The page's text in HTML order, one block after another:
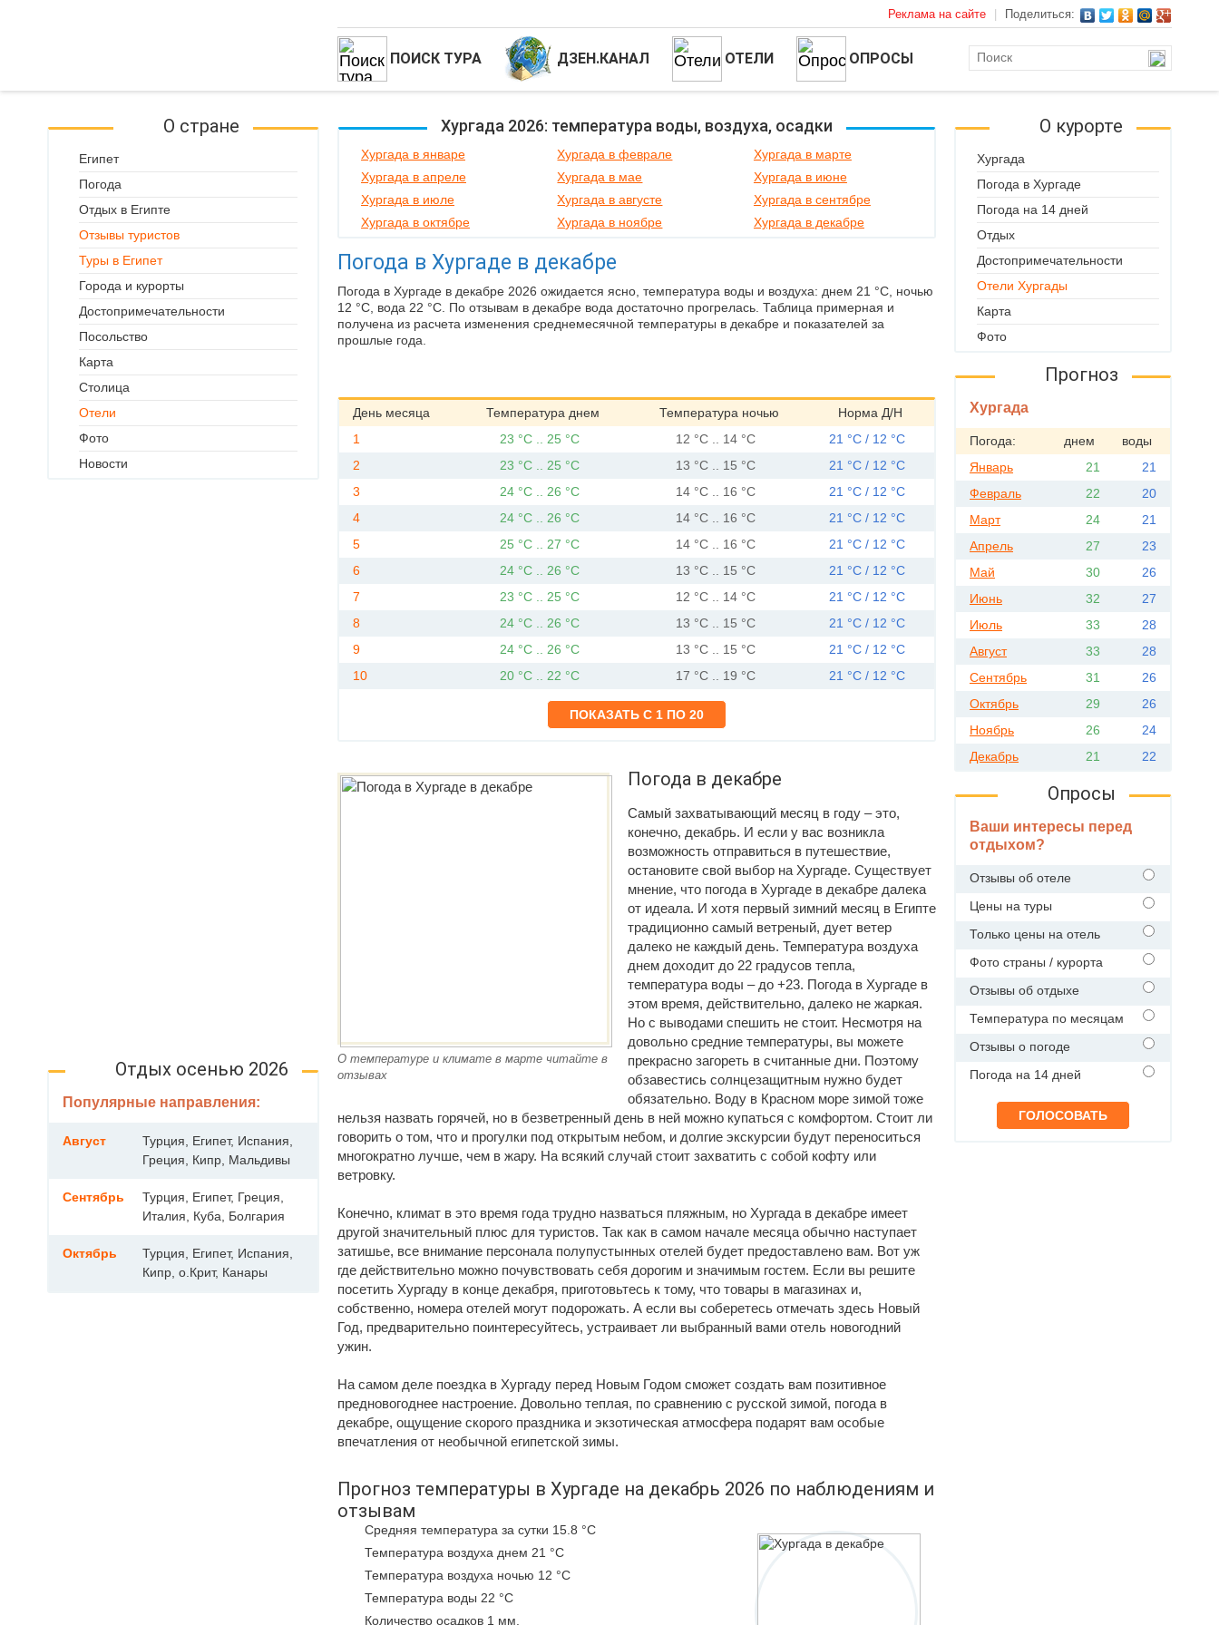
Реклама на сайте Поделиться:
ПОИСК ТУРА ДЗЕН.КАНАЛ ОТЕЛИ ОПРОСЫ
Хургада 2026: температура воды, воздуха, осадки
Хургада в январе Хургада в феврале
Хургада в марте
Хургада в апреле
Хургада в мае
Хургада в июне
Хургада в июле
Хургада в августе
Хургада в сентябре
Хургада в октябре
Хургада в ноябре Хургада в декабре
Погода в Хургаде в декабре
Погода в Хургаде в декабре 2026 ожидается ясно, температура воды и воздуха: днем 21 °C, ночью
12 °C, вода 22 °C. По отзывам в декабре вода достаточно прогрелась. Таблица примерная и
получена из расчета изменения среднемесячной температуры в декабре и показателей за
прошлые года.
День месяца Температура днем Температура ночью
Норма Д/Н
1
23 °C .. 25 °C 12 °C .. 14 °C
21 °C / 12 °C
2
23 °C .. 25 °C 13 °C .. 15 °C
21 °C / 12 °C
3
24 °C .. 26 °C 14 °C .. 16 °C
21 °C / 12 °C
4
24 °C .. 26 °C 14 °C .. 16 °C
21 °C / 12 °C
5
25 °C .. 27 °C 14 °C .. 16 °C
21 °C / 12 °C
6
24 °C .. 26 °C 13 °C .. 15 °C
21 °C / 12 °C
7
23 °C .. 25 °C 12 °C .. 14 °C
21 °C / 12 °C
8
24 °C .. 26 °C 13 °C .. 15 °C
21 °C / 12 °C
9
24 °C .. 26 °C 13 °C .. 15 °C
21 °C / 12 °C
10
20 °C .. 22 °C 17 °C .. 19 °C 21 °C / 12 °C
О температуре и климате в марте читайте в
отзывах
Погода в декабре
Самый захватывающий месяц в году – это,
конечно, декабрь. И если у вас возникла
возможность отправиться в путешествие,
остановите свой выбор на Хургаде. Существует
мнение, что погода в Хургаде в декабре далека
от идеала. И хотя первый зимний месяц в Египте
традиционно самый ветреный, дует ветер
далеко не каждый день. Температура воздуха
днем доходит до 22 градусов тепла,
температура воды – до +23. Погода в Хургаде в
этом время, действительно, далеко не жаркая.
Но с выводами спешить не стоит. Несмотря на
довольно средние температуры, вы можете
прекрасно загореть в считанные дни. Поэтому
обзавестись солнцезащитным нужно будет
обязательно. Воду в Красном море зимой тоже
нельзя назвать горячей, но в безветренный день в ней можно купаться с комфортом. Стоит ли
говорить о том, что и прогулки под открытым небом, и долгие экскурсии будут переноситься
многократно лучше, чем в жару. На всякий случай стоит захватить с собой кофту или
ветровку.
Конечно, климат в это время года трудно назваться пляжным, но Хургада в декабре имеет
другой значительный плюс для туристов. Так как в самом начале месяца обычно наступает
затишье, все внимание персонала полупустынных отелей будет предоставлено вам. Вот уж
где действительно можно почувствовать себя дорогим и значимым гостем. Если вы решите
посетить Хургаду в конце декабря, приготовьтесь к тому, что товары в магазинах и,
собственно, номера отелей могут подорожать. А если вы соберетесь отмечать здесь Новый
Год, предварительно поинтересуйтесь, устраивает ли выбранный вами отель новогодний
ужин.
На самом деле поездка в Хургаду перед Новым Годом сможет создать вам позитивное
предновогоднее настроение. Довольно теплая, по сравнению с русской зимой, погода в
декабре, ощущение скорого праздника и экзотическая атмосфера подарят вам особые
впечатления от необычной египетской зимы.
Прогноз температуры в Хургаде на декабрь 2026 по наблюдениям и
отзывам
Средняя температура за сутки 15.8 °C
Температура воздуха днем 21 °C
Температура воздуха ночью 12 °C
Температура воды 22 °C
Количество осадков 1 мм.
О стране
Египет
Погода
Отдых в Египте
Отзывы туристов
Туры в Египет
Города и курорты
Достопримечательности
Посольство
Карта
Столица
Отели
Фото
Новости
Отдых осенью 2026
Популярные направления:
Август
Турция, Египет, Испания,
Греция, Кипр, Мальдивы
Сентябрь
Турция, Египет, Греция,
Италия, Куба, Болгария
Октябрь
Турция, Египет, Испания,
Кипр, о.Крит, Канары
О курорте
Хургада
Погода в Хургаде
Погода на 14 дней
Отдых
Достопримечательности
Отели Хургады
Карта
Фото
Прогноз
Хургада
Погода: днем
воды
Январь
21
21
Февраль
22
20
Март
24
21
Апрель
27
23
Май
30
26
Июнь
32
27
Июль
33
28
Август
33
28
Сентябрь
31
26
Октябрь
29
26
Ноябрь
26
24
Декабрь
21 22
Опросы
Ваши интересы перед
отдыхом?
Отзывы об отеле
Цены на туры
Только цены на отель
Фото страны / курорта
Отзывы об отдыхе
Температура по месяцам
Отзывы о погоде
Погода на 14 дней